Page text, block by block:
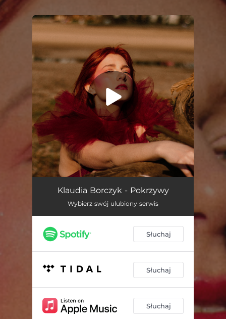
You're all set!
Pokrzywy 03:34
Klaudia Borczyk - Pokrzywy
Wybierz swój ulubiony serwis
Słuchaj
Słuchaj
Słuchaj
.